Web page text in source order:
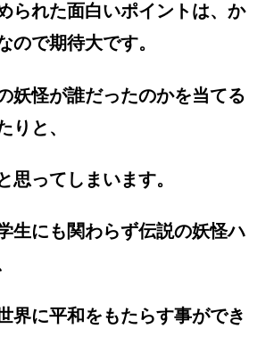
られた面白いポイントは、か
ので期待大です。
妖怪が誰だったのかを当てる
りと、
思ってしまいます。
生にも関わらず伝説の妖怪ハ
界に平和をもたらす事ができ